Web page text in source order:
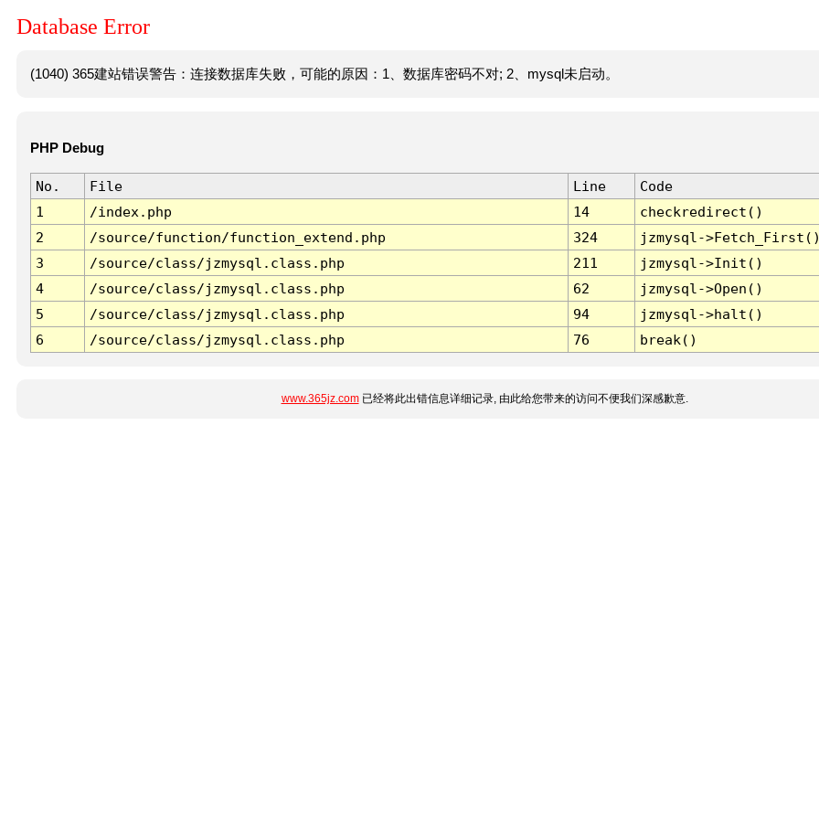
Database Error
(1040) 365建站错误警告：连接数据库失败，可能的原因：1、数据库密码不对; 2、mysql未启动。
PHP Debug
No. File Line
Code
1
/index.php 14
checkredirect()
2
/source/function/function_extend.php 324
jzmysql-
3
/source/class/jzmysql.class.php 211
jzmysql->Init()
4
/source/class/jzmysql.class.php 62
jzmysql->Open()
5
/source/class/jzmysql.class.php 94
jzmysql->halt()
6
/source/class/jzmysql.class.php 76 break()
www.365jz.com已经将此出错信息详细记录, 由此给您带来的访问不便我们深感歉意.